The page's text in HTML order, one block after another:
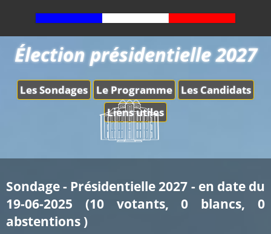
Les Sondages Le Programme
Les Candidats
Liens utiles
Élection présidentielle 2027
Sondage - Présidentielle 2027 - en date du
19-06-2025 (10 votants, 0 blancs, 0
abstentions )